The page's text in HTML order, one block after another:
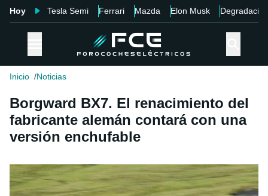
Hoy Tesla Semi Ferrari Mazda Elon Musk Degradación
Inicio Noticias
Borgward BX7. El renacimiento del
fabricante alemán contará con una
versión enchufable